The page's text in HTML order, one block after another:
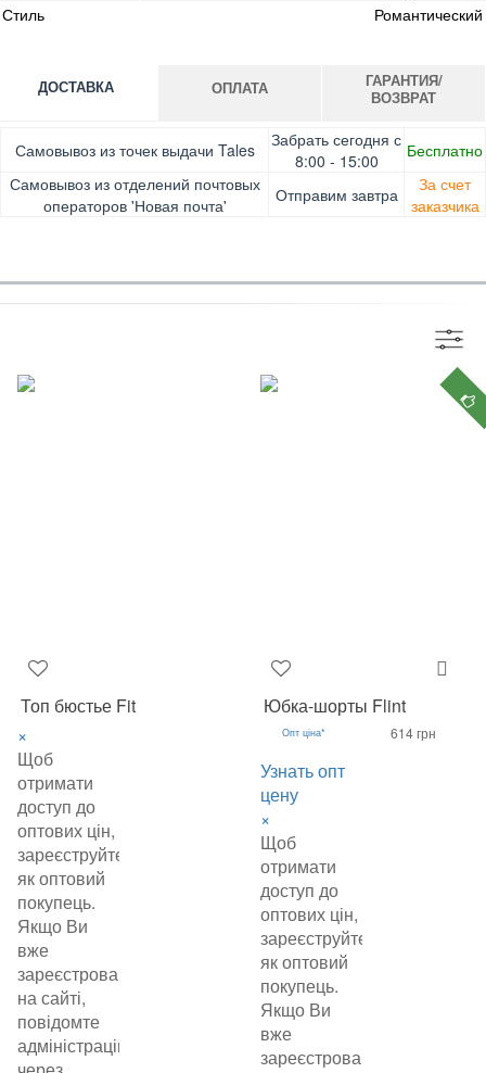
Стиль
Романтический
ДОСТАВКА
Самовывоз из точек выдачи Tales
Забрать сегодня с
8:00 - 15:00
Бесплатно
Самовывоз из отделений почтовых
операторов 'Новая почта'
Отправим завтра
За счет
заказчика
ОПЛАТА
Оплата при получении товара, Картой онлайн, Google
Pay, Безналичными для юридических лиц, Безналичными
для физических лиц, Apple Pay, Mastercard, Visa
ГАРАНТИЯ/
ВОЗВРАТ
Гарантия. Обмен/возврат товара в течение 14 дней.
Доставка за счет заказчика
Топ бюстье Fit
×
Щоб
отримати
доступ до
оптових цін,
зареєструйтеся
як оптовий
покупець.
Якщо Ви
вже
зареєстровані
на сайті,
повідомте
адміністрацію
Юбка-шорты Flint
Опт ціна*
Узнать опт
цену
×
Щоб
отримати
доступ до
оптових цін,
зареєструйтеся
як оптовий
покупець.
Якщо Ви
вже
зареєстровані
614 грн